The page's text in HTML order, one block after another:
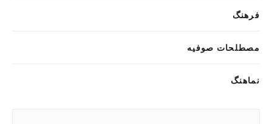
فرهنگ
مصطلحات صوفیه
نماهنگ